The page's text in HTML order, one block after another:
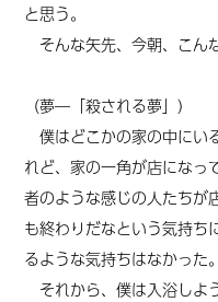
と思う。
そんな矢先、今朝、こん
（夢―「殺される夢」）
僕はどこかの家の中にい
れど、家の一角が店になっ
者のような感じの人たちが
も終わりだなという気持ち
るような気持ちはなかった。
それから、僕は入浴しよ